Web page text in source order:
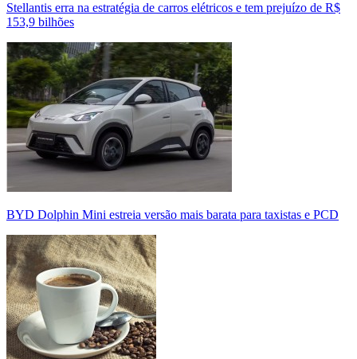
Stellantis erra na estratégia de carros elétricos e tem prejuízo de R$
153,9 bilhões
BYD Dolphin Mini estreia versão mais barata para taxistas e PCD